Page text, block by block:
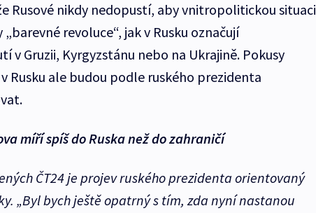
Rusové nikdy nedopustí, aby vnitropolitickou situaci
revoluce“, jak v Rusku označují
v Gruzii, Kyrgyzstánu nebo na Ukrajině. Pokusy
Rusku ale budou podle ruského prezidenta
míří spíš do Ruska než do zahraničí
ČT24 je projev ruského prezidenta orientovaný
„Byl bych ještě opatrný s tím, zda nyní nastanou